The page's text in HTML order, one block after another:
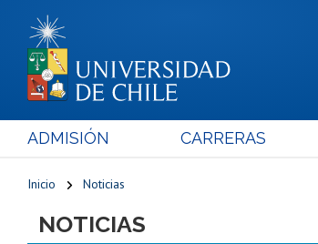
ADMISIÓN CARRERAS
Inicio Noticias
NOTICIAS